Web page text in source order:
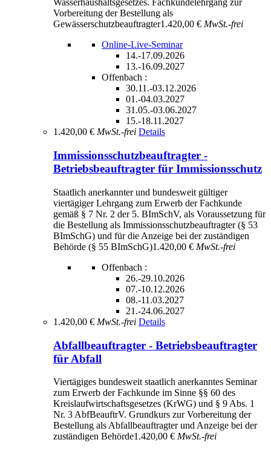
Wasserhaushaltsgesetzes. Fachkundelehrgang zur
Vorbereitung der Bestellung als
Gewässerschutzbeauftragter1.420,00 € MwSt.-frei
Online-Live-Seminar
14.-17.09.2026
13.-16.09.2027
Offenbach :
30.11.-03.12.2026
01.-04.03.2027
31.05.-03.06.2027
15.-18.11.2027
1.420,00 € MwSt.-frei Details
Immissionsschutzbeauftragter -
Betriebsbeauftragter für Immissionsschutz
Staatlich anerkannter und bundesweit gültiger
viertägiger Lehrgang zum Erwerb der Fachkunde
gemäß § 7 Nr. 2 der 5. BImSchV, als Voraussetzung für
die Bestellung als Immissionsschutzbeauftragter (§ 53
BImSchG) und für die Anzeige bei der zuständigen
Behörde (§ 55 BImSchG)1.420,00 € MwSt.-frei
Offenbach :
26.-29.10.2026
07.-10.12.2026
08.-11.03.2027
21.-24.06.2027
1.420,00 € MwSt.-frei Details
Abfallbeauftragter - Betriebsbeauftragter
für Abfall
Viertägiges bundesweit staatlich anerkanntes Seminar
zum Erwerb der Fachkunde im Sinne §§ 60 des
Kreislaufwirtschaftsgesetzes (KrWG) und § 9 Abs. 1
Nr. 3 AbfBeauftrV. Grundkurs zur Vorbereitung der
Bestellung als Abfallbeauftragter und Anzeige bei der
zuständigen Behörde1.420,00 € MwSt.-frei